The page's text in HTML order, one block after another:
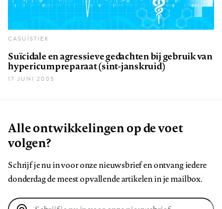
CASUÏSTIEK
Suïcidale en agressieve gedachten bij gebruik van
hypericumpreparaat (sint-janskruid)
17 JUNI 2005
Alle ontwikkelingen op de voet
volgen?
Schrijf je nu in voor onze nieuwsbrief en ontvang iedere
donderdag de meest opvallende artikelen in je mailbox.